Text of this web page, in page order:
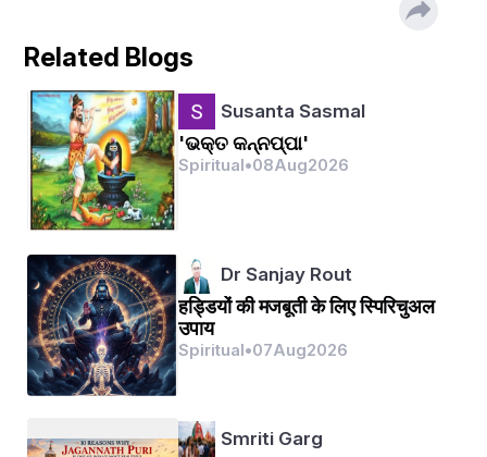
ସତେ ରାଜହଂସୀ-    ମାନେ ହୋଇ ଖୁସି
           ଶିଖାଇଛନ୍ତି କି ଚାଲି
ପ୍ରତିଦାନେ ପଦ              ନୂପୁର ଶବଦ
        ଶିଖିବେ ତାଙ୍କଠୁ ଭାଳି ॥ ୩୪ ॥
Related Blogs
Susanta Sasmal
'ଭକ୍ତ କନ୍ନପ୍ପା'
Spiritual•08Aug2026
Dr Sanjay Rout
हड्डियों की मजबूती के लिए स्पिरिचुअल
उपाय
Spiritual•07Aug2026
Smriti Garg